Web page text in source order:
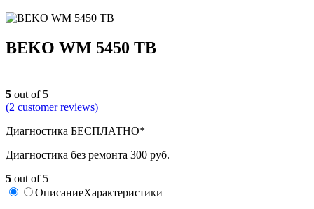
BEKO WM 5450 TB
5 out of 5
(2 customer reviews)
Диагностика БЕСПЛАТНО*
Диагностика без ремонта 300 руб.
5 out of 5
ОписаниеХарактеристики